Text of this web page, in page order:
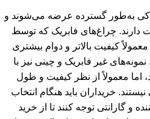
لوازم یدکی به‌طور گسترده عرضه می‌شوند و
دارند. چراغ‌های فابریک که توسط
کیفیت بالاتر و دوام بیشتری
غیر فابریک و چینی نیز با
اما معمولاً از نظر کیفیت و طول
خریداران باید هنگام انتخاب
و گارانتی توجه کنند تا از خرید